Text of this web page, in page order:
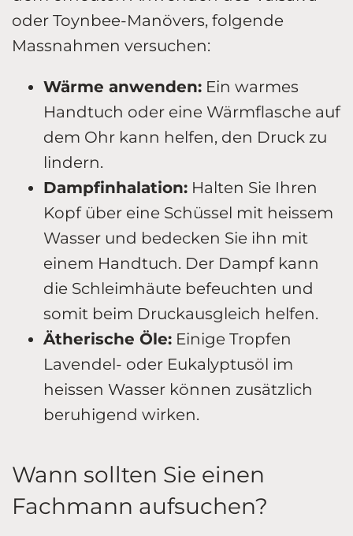
oder Toynbee-Manövers, folgende
Massnahmen versuchen:
Wärme anwenden: Ein warmes
Handtuch oder eine Wärmflasche auf
dem Ohr kann helfen, den Druck zu
lindern.
Dampfinhalation: Halten Sie Ihren
Kopf über eine Schüssel mit heissem
Wasser und bedecken Sie ihn mit
einem Handtuch. Der Dampf kann
die Schleimhäute befeuchten und
somit beim Druckausgleich helfen.
Ätherische Öle: Einige Tropfen
Lavendel- oder Eukalyptusöl im
heissen Wasser können zusätzlich
beruhigend wirken.
Wann sollten Sie einen
Fachmann aufsuchen?